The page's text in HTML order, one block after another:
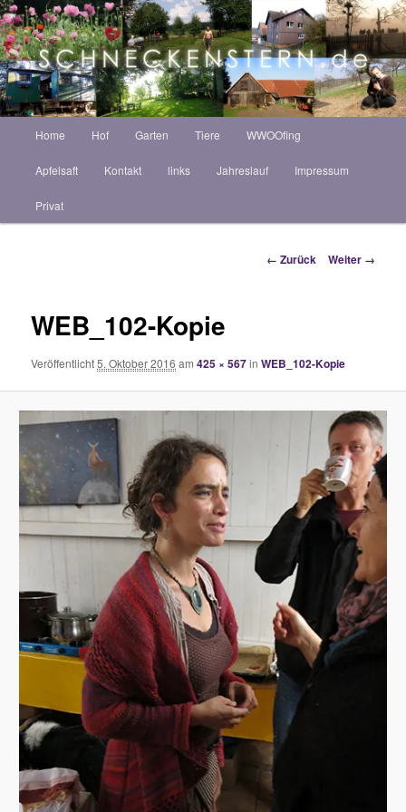
Zum
Inhalt
wechseln
Schneckenstern HOF
ZINT ANNEKATRIN
Home Hof Garten Tiere WWOOfing
Apfelsaft Kontakt links Jahreslauf Impressum
Privat
Bilder-
← Zurück Weiter →
WEB_102-Kopie
Veröffentlicht5. Oktober 2016 am425 × 567inWEB_102-Kopie